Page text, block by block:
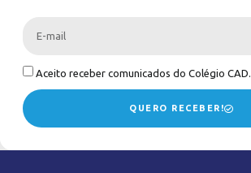
Aceito receber comunicados do Colégio CAD.
QUERO RECEBER!